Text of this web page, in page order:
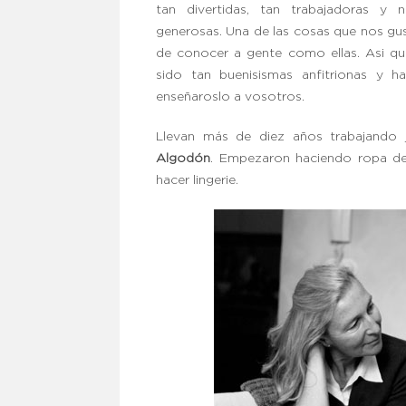
tan divertidas, tan trabajadoras y
generosas. Una de las cosas que nos
de conocer a gente como ellas. Asi
sido tan buenisismas anfitrionas y
enseñaroslo a vosotros.
Llevan más de diez años
Algodón . Empezaron haciendo ropa
hacer lingerie.